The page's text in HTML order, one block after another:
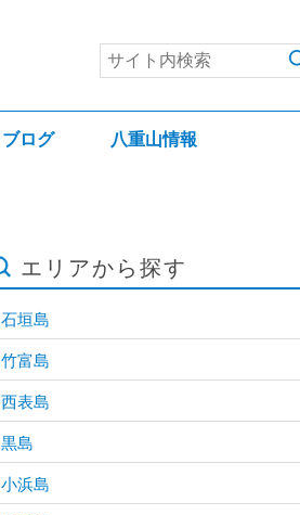
ブログ 八重山情報
エリアから探す
石垣島
竹富島
西表島
黒島
小浜島